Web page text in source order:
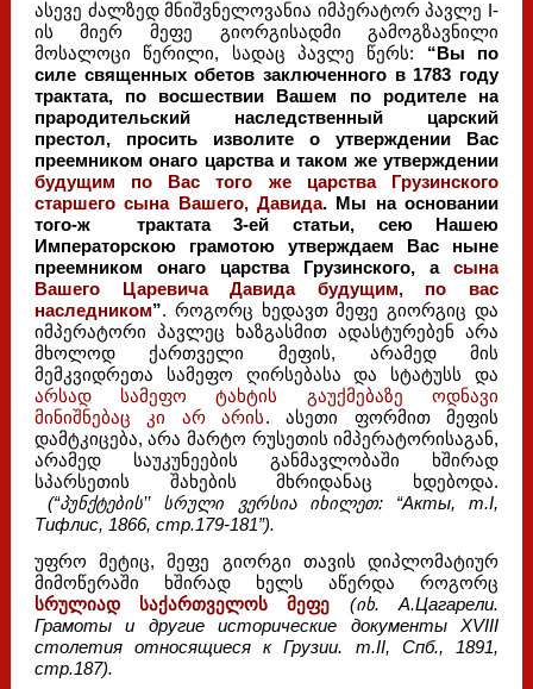
ასევე ძალზედ მნიშვნელოვანია იმპერატორ პავლე I-
ის მიერ მეფე გიორგისადმი გამოგზავნილი
მოსალოცი წერილი, სადაც პავლე წერს: “Вы по
силе священных обетов заключенного в 1783 году
трактата, по восшествии Вашем по родителе на
прародительский наследственный царский
престол, просить изволите о утверждении Вас
преемником онаго царства и таком же утверждении
будущим по Вас того же царства Грузинского
старшего сына Вашего, Давида. Мы на основании
того-ж трактата 3-ей статьи, сею Нашею
Императорскою грамотою утверждаем Вас ныне
преемником онаго царства Грузинского, асына
Вашего Царевича Давида будущим, по вас
наследником”. როგორც ხედავთ მეფე გიორგიც და
იმპერატორი პავლეც ხაზგასმით ადასტურებენ არა
მხოლოდ ქართველი მეფის, არამედ მის
მემკვიდრეთა სამეფო ღირსებასა და სტატუსს და
არსად სამეფო ტახტის გაუქმებაზე ოდნავი
მინიშნებაც კი არ არის. ასეთი ფორმით მეფის
დამტკიცება, არა მარტო რუსეთის იმპერატორისაგან,
არამედ საუკუნეების განმავლობაში ხშირად
სპარსეთის შახების მხრიდანაც ხდებოდა.
(“პუნქტების’’ სრული ვერსია იხილეთ: “Акты, т.I,
Тифлис, 1866, стр.179-181”).
უფრო მეტიც, მეფე გიორგი თავის დიპლომატიურ
მიმოწერაში ხშირად ხელს აწერდა როგორც
სრულიად საქართველოს მეფე
(იხ. А.Цагарели.
Грамоты и другие исторические документы XVIII
столетия относящиеся к Грузии. т.II, Спб., 1891,
стр.187).